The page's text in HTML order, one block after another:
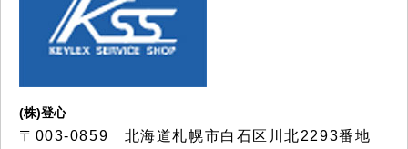
(株)登心
〒003-0859 北海道札幌市白石区川北2293番地